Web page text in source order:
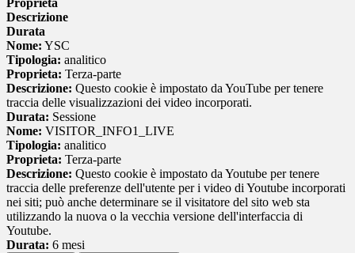
Proprieta
Descrizione
Durata
Nome: YSC
Tipologia: analitico
Proprieta: Terza-parte
Descrizione: Questo cookie è impostato da YouTube per tenere
traccia delle visualizzazioni dei video incorporati.
Durata: Sessione
Nome: VISITOR_INFO1_LIVE
Tipologia: analitico
Proprieta: Terza-parte
Descrizione: Questo cookie è impostato da Youtube per tenere
traccia delle preferenze dell'utente per i video di Youtube incorporati
nei siti; può anche determinare se il visitatore del sito web sta
utilizzando la nuova o la vecchia versione dell'interfaccia di
Youtube.
Durata: 6 mesi